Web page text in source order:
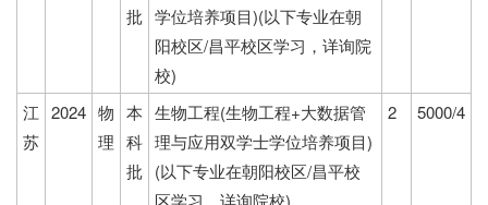
批 学位培养项目)(以下专业在朝
阳校区/昌平校区学习，详询院
校)
江
苏
2024 物
理
本
科
批
生物工程(生物工程+大数据管
理与应用双学士学位培养项目)
(以下专业在朝阳校区/昌平校
2 5000/4